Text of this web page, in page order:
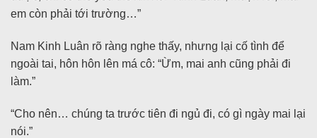
em còn phải tới trường…”
Nam Kinh Luân rõ ràng nghe thấy, nhưng lại cố tình để
ngoài tai, hôn hôn lên má cô: “Ừm, mai anh cũng phải đi
làm.”
“Cho nên… chúng ta trước tiên đi ngủ đi, có gì ngày mai lại
nói.”